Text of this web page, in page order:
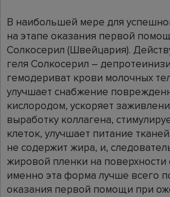
В наибольшей мере для
на этапе оказания первой
Солкосерил (Швейцария).
геля Солкосерил –
гемодериват крови молочных
улучшает снабжение
кислородом, ускоряет
выработку коллагена,
клеток, улучшает питание
не содержит жира, и,
жировой пленки на поверхности
именно эта форма лучше всего
оказания первой помощи при